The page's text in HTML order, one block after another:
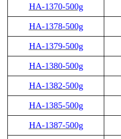
HA-1370-500g
HA-1378-500g
HA-1379-500g
HA-1380-500g
HA-1382-500g
HA-1385-500g
HA-1387-500g